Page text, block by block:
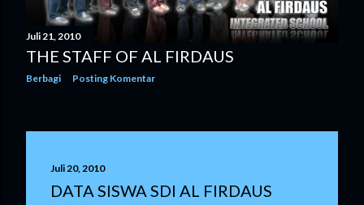
Juli 21, 2010
THE STAFF OF AL FIRDAUS
Berbagi Posting Komentar
Juli 20, 2010
DATA SISWA SDI AL FIRDAUS